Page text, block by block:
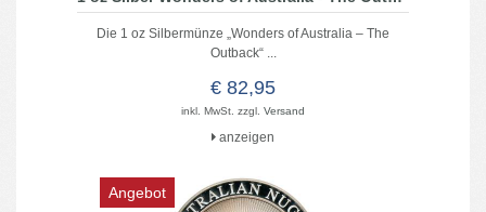
Die 1 oz Silbermünze „Wonders of Australia – The
Outback“ ...
€ 82,95
anzeigen
inkl. MwSt. zzgl. Versand
Angebot